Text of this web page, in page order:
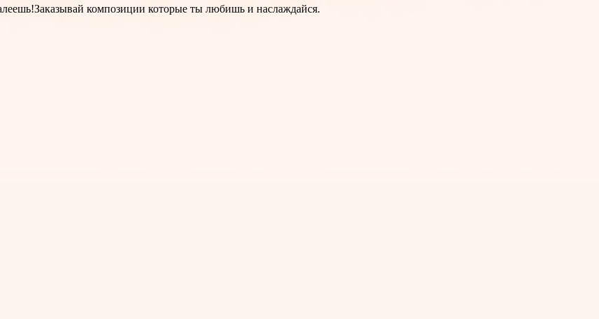
композиции которые ты любишь и наслаждайся.